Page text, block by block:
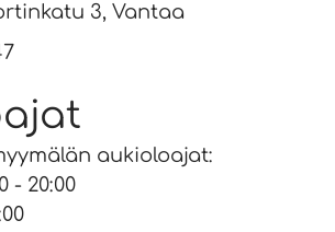
3, Vantaa
aukioloajat:
- 20:00